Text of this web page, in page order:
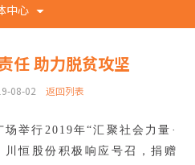
中心
任 助力脱贫攻坚
08-02 返回列表
举行2019年“汇聚社会力量·
恒股份积极响应号召，捐赠